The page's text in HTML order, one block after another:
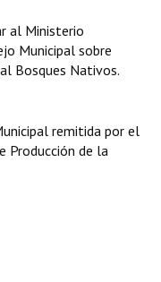
al Ministerio
Municipal sobre
Bosques Nativos.
remitida por el
Producción de la